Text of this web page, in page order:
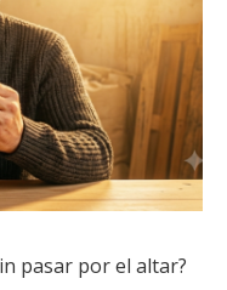
pasar por el altar?